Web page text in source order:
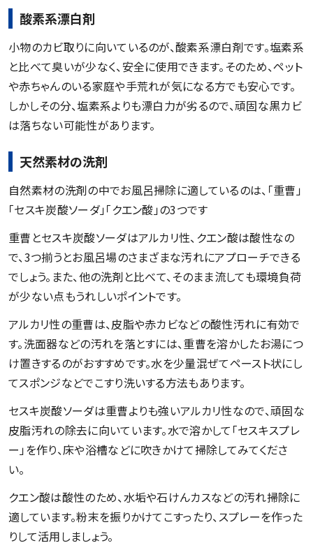
酸素系漂白剤
小物のカビ取りに向いているのが、酸素系漂白剤です。塩素系
と比べて臭いが少なく、安全に使用できます。そのため、ペット
や赤ちゃんのいる家庭や手荒れが気になる方でも安心です。
しかしその分、塩素系よりも漂白力が劣るので、頑固な黒カビ
は落ちない可能性があります。
天然素材の洗剤
自然素材の洗剤の中でお風呂掃除に適しているのは、「重曹」
「セスキ炭酸ソーダ」「クエン酸」の3つです
重曹とセスキ炭酸ソーダはアルカリ性、クエン酸は酸性なの
で、3つ揃うとお風呂場のさまざまな汚れにアプローチできる
でしょう。また、他の洗剤と比べて、そのまま流しても環境負荷
が少ない点もうれしいポイントです。
アルカリ性の重曹は、皮脂や赤カビなどの酸性汚れに有効で
す。洗面器などの汚れを落とすには、重曹を溶かしたお湯につ
け置きするのがおすすめです。水を少量混ぜてペースト状にし
てスポンジなどでこすり洗いする方法もあります。
セスキ炭酸ソーダは重曹よりも強いアルカリ性なので、頑固な
皮脂汚れの除去に向いています。水で溶かして「セスキスプレ
ー」を作り、床や浴槽などに吹きかけて掃除してみてくださ
い。
クエン酸は酸性のため、水垢や石けんカスなどの汚れ掃除に
適しています。粉末を振りかけてこすったり、スプレーを作った
りして活用しましょう。